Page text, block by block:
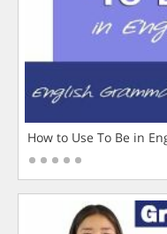
How to Use To Be in